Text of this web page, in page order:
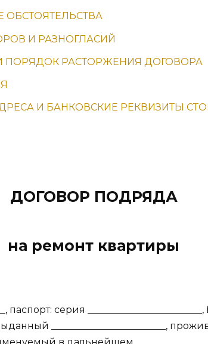
И РАЗНОГЛАСИЙ
ПОРЯДОК РАСТОРЖЕНИЯ ДОГОВОРА
И БАНКОВСКИЕ РЕКВИЗИТЫ
ДОГОВОР ПОДРЯДА
на ремонт квартиры
«___»
паспорт: серия
выданный ________________________,